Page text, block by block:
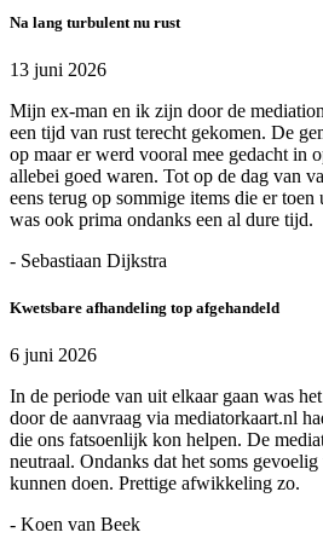
Na lang turbulent nu rust
13 juni 2026
Mijn ex-man en ik zijn door de
een tijd van rust terecht gekomen. De
op maar er werd vooral mee gedacht in
allebei goed waren. Tot op de dag van
eens terug op sommige items die er
was ook prima ondanks een al dure tijd.
- Sebastiaan Dijkstra
Kwetsbare afhandeling top afgehandeld
6 juni 2026
In de periode van uit elkaar gaan was
door de aanvraag via mediatorkaart.nl
die ons fatsoenlijk kon helpen. De
neutraal. Ondanks dat het soms
kunnen doen. Prettige afwikkeling zo.
- Koen van Beek